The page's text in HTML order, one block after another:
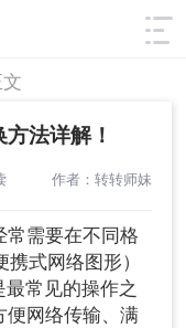
筛选
法详解！
作者：转转师妹
常需要在不同格
式网络图形）
常见的操作之
便网络传输、满